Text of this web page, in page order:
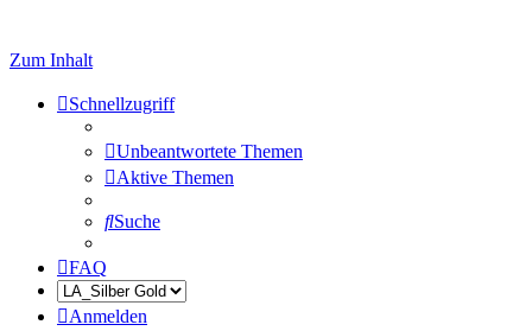
Zum Inhalt
Schnellzugriff
Unbeantwortete Themen
Aktive Themen
Suche
FAQ
Anmelden